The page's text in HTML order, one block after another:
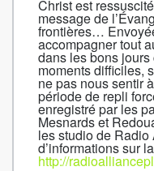
Christ est
message de
frontières…
accompagner tout
dans les bons
moments difficiles,
ne pas nous sentir
période de repli
enregistré par les
Mesnards et
les studio de Radio
d’informations sur
http://